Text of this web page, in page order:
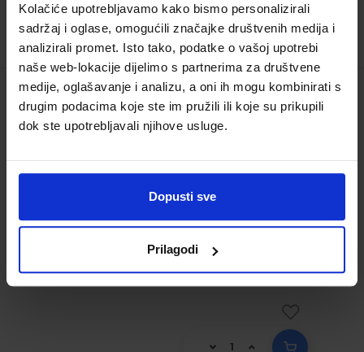
Kolačiće upotrebljavamo kako bismo personalizirali
sadržaj i oglase, omogućili značajke društvenih medija i
analizirali promet. Isto tako, podatke o vašoj upotrebi
naše web-lokacije dijelimo s partnerima za društvene
medije, oglašavanje i analizu, a oni ih mogu kombinirati s
drugim podacima koje ste im pružili ili koje su prikupili
dok ste upotrebljavali njihove usluge.
Dopusti sve
Prilagodi
OSNOVE TEHNIČKIH MATERIJALA;
udžbenik za trogodišnje strukovne škole
Šifra proizvoda:852950
Slavko Titan
Nakladnik:ELEMENT d.o.o.
Registarski broj
15,50 €